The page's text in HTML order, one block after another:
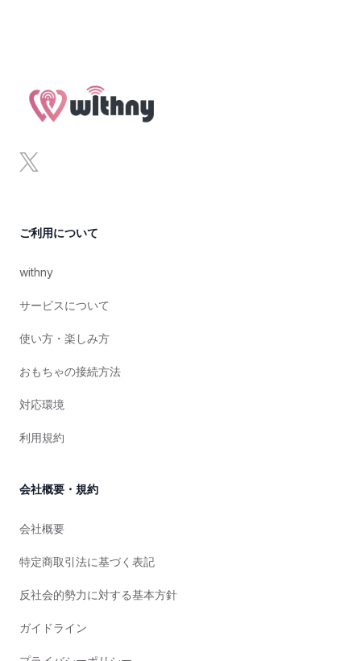
x
ご利用について
withny
サービスについて
使い方・楽しみ方
おもちゃの接続方法
対応環境
利用規約
会社概要・規約
会社概要
特定商取引法に基づく表記
反社会的勢力に対する基本方針
ガイドライン